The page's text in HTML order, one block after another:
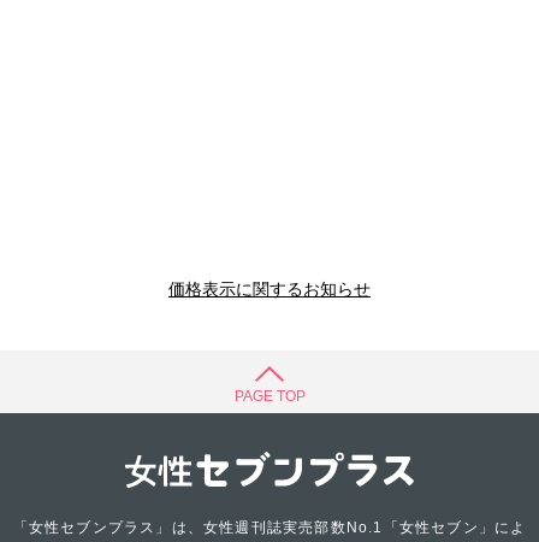
価格表示に関するお知らせ
PAGE TOP
「女性セブンプラス」は、女性週刊誌実売部数No.1「女性セブン」によ